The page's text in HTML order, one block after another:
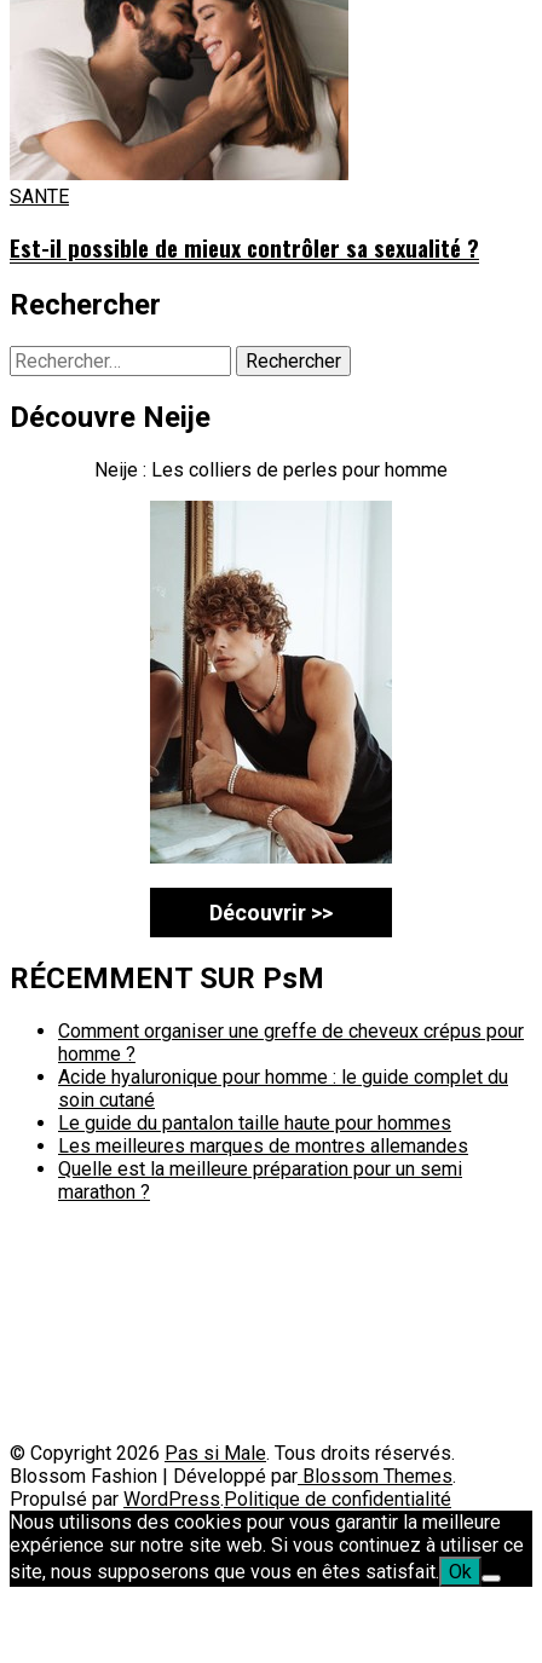
SANTE
Est-il possible de mieux contrôler sa sexualité ?
Rechercher
Rechercher :
Découvre Neije
Neije : Les colliers de perles pour homme
Découvrir >>
RÉCEMMENT SUR PsM
Comment organiser une greffe de cheveux crépus pour
homme ?
Acide hyaluronique pour homme : le guide complet du
soin cutané
Le guide du pantalon taille haute pour hommes
Les meilleures marques de montres allemandes
Quelle est la meilleure préparation pour un semi
marathon ?
© Copyright 2026 Pas si Male. Tous droits réservés.
Blossom Fashion | Développé par Blossom Themes.
Propulsé par WordPress.Politique de confidentialité
Nous utilisons des cookies pour vous garantir la meilleure
expérience sur notre site web. Si vous continuez à utiliser ce
site, nous supposerons que vous en êtes satisfait. Ok